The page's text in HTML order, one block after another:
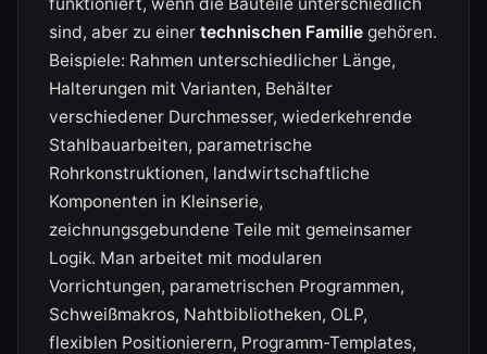
sind, aber zu einer technischen Familie gehören.
Beispiele: Rahmen unterschiedlicher Länge,
Halterungen mit Varianten, Behälter
verschiedener Durchmesser, wiederkehrende
Stahlbauarbeiten, parametrische
Rohrkonstruktionen, landwirtschaftliche
Komponenten in Kleinserie,
zeichnungsgebundene Teile mit gemeinsamer
Logik. Man arbeitet mit modularen
Vorrichtungen, parametrischen Programmen,
Schweißmakros, Nahtbibliotheken, OLP,
flexiblen Positionierern, Programm-Templates,